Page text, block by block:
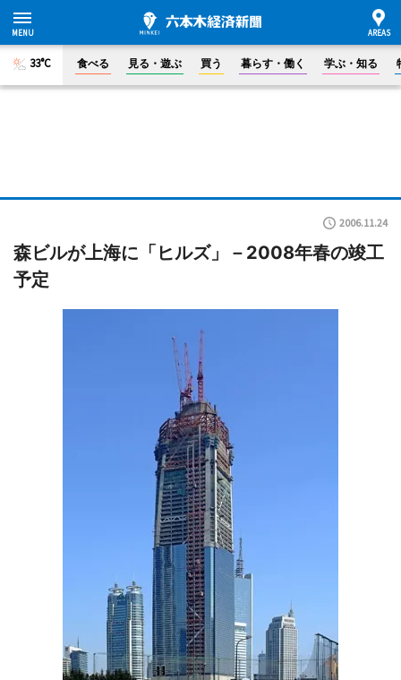
33°C 食べる 見る・遊ぶ 買う 暮らす・働く 学ぶ・知る
2006.11.24
森ビルが上海に「ヒルズ」－2008年春の竣工
予定